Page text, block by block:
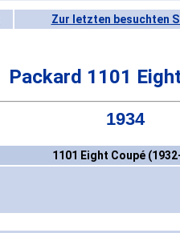
Zur letzten besuchten
Packard 1101
1934
1101 Eight Coupé